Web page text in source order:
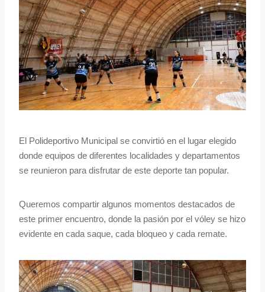
El Polideportivo Municipal se convirtió en el lugar elegido
donde equipos de diferentes localidades y departamentos
se reunieron para disfrutar de este deporte tan popular.
Queremos compartir algunos momentos destacados de
este primer encuentro, donde la pasión por el vóley se hizo
evidente en cada saque, cada bloqueo y cada remate.